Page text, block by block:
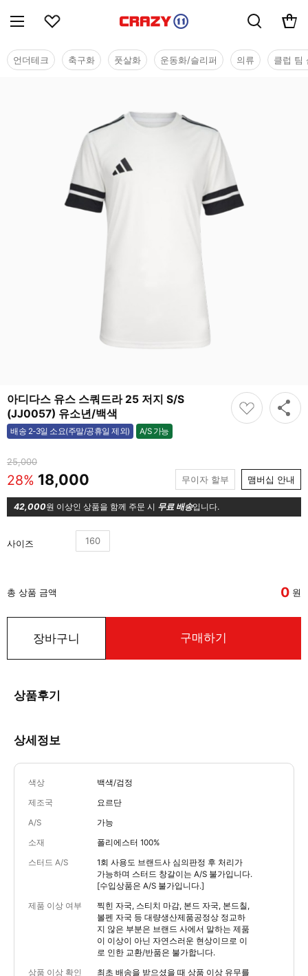
언더테크 축구화 풋살화 운동화/슬리퍼 의류 클럽 팀
아디다스 유스 스쿼드라 25 저지 S/S
(JJ0057) 유소년/백색
배송 2-3일 소요(주말/공휴일 제외) A/S 가능
가능
25,000
28% 18,000 무이자 할부 맴버십 안내
42,000원 이상인 상품을 함께 주문 시 무료 배송입니다.
사이즈 160
총 상품 금액 0 원
장바구니 구매하기
상품후기
상세정보
색상 백색/검정
제조국 요르단
A/S 가능
소재 폴리에스터 100%
스터드 A/S
1회 사용도 브랜드사 심의판정 후 처리가
가능하며 스터드 창갈이는 A/S 불가입니다.
[수입상품은 A/S 불가입니다.]
제품 이상 여부
찍힌 자국, 스티치 마감, 본드 자국, 본드칠,
볼펜 자국 등 대량생산제품공정상 정교하
지 않은 부분은 브랜드 사에서 말하는 제품
이 이상이 아닌 자연스러운 현상이므로 이
로 인한 교환/반품은 불가합니다.
상품 이상 확인
최초 배송을 받으셨을 때 상품 이상 유무를